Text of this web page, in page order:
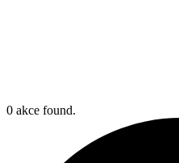
0 akce found.